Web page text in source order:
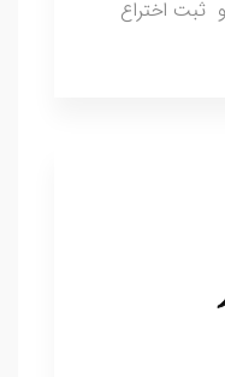
ثبت اختراع